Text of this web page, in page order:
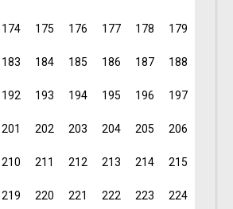
174 175 176 177 178 179
183 184 185 186 187 188
192 193 194 195 196 197
201 202 203 204 205 206
210 211 212 213 214 215
219 220 221 222 223 224